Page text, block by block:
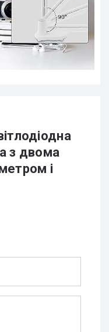
з двома
і